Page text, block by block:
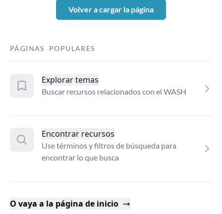
Volver a cargar la página
PÁGINAS POPULARES
Explorar temas
Buscar recursos relacionados con el WASH
Encontrar recursos
Use términos y filtros de búsqueda para
encontrar lo que busca
O vaya a la página de inicio